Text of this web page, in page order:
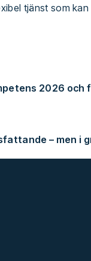
tjänst som
2026 och
– men i